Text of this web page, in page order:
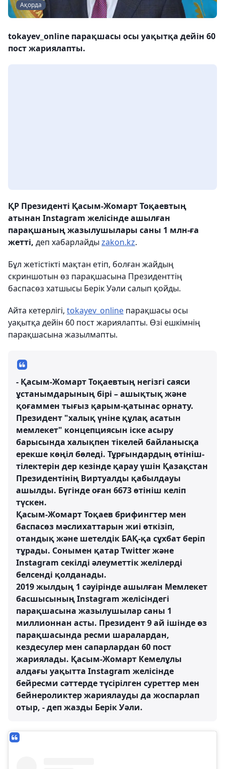
Ақорда
tokayev_online парақшасы осы уақытқа дейін 60
пост жариялапты.
ҚР Президенті Қасым-Жомарт Тоқаевтың
атынан Instagram желісінде ашылған
парақшаның жазылушылары саны 1 млн-ға
жетті, деп хабарлайды zakon.kz.
Бұл жетістікті мақтан етіп, болған жайдың
скриншотын өз парақшасына Президенттің
баспасөз хатшысы Берік Уәли салып қойды.
Айта кетерлігі, tokayev_online парақшасы осы
уақытқа дейін 60 пост жариялапты. Өзі ешкімнің
парақшасына жазылмапты.
- Қасым-Жомарт Тоқаевтың негізгі саяси
ұстанымдарының бірі – ашықтық және
қоғаммен тығыз қарым-қатынас орнату.
Президент "халық үніне құлақ асатын
мемлекет" концепциясын іске асыру
барысында халықпен тікелей байланысқа
ерекше көңіл бөледі. Тұрғындардың өтініш-
тілектерін дер кезінде қарау үшін Қазақстан
Президентінің Виртуалды қабылдауы
ашылды. Бүгінде оған 6673 өтініш келіп
түскен.
Қасым-Жомарт Тоқаев брифингтер мен
баспасөз мәслихаттарын жиі өткізіп,
отандық және шетелдік БАҚ-қа сұхбат беріп
тұрады. Сонымен қатар Twitter және
Instagram секілді әлеуметтік желілерді
белсенді қолданады.
2019 жылдың 1 сәуірінде ашылған Мемлекет
басшысының Instagram желісіндегі
парақшасына жазылушылар саны 1
миллионнан асты. Президент 9 ай ішінде өз
парақшасында ресми шаралардан,
кездесулер мен сапарлардан 60 пост
жариялады. Қасым-Жомарт Кемелұлы
алдағы уақытта Instagram желісінде
бейресми сәттерде түсірілген суреттер мен
бейнероликтер жариялауды да жоспарлап
отыр, - деп жазды Берік Уәли.